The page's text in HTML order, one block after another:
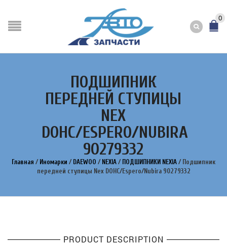
0
ПОДШИПНИК
ПЕРЕДНЕЙ СТУПИЦЫ
NEX
DOHC/ESPERO/NUBIRA
90279332
Главная / Иномарки / DAEWOO / NEXIA / ПОДШИПНИКИ NEXIA / Подшипник
передней ступицы Nex DOHC/Espero/Nubira 90279332
PRODUCT DESCRIPTION